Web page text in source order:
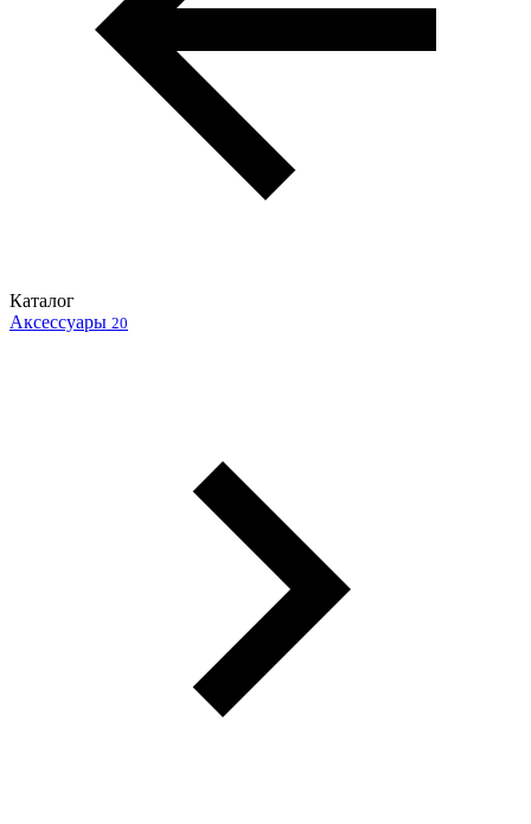
Каталог
Аксессуары 20